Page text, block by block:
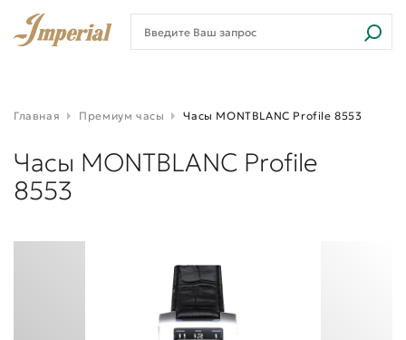
Главная Премиум часы Часы MONTBLANC Profile 8553
Часы MONTBLANC Profile
8553